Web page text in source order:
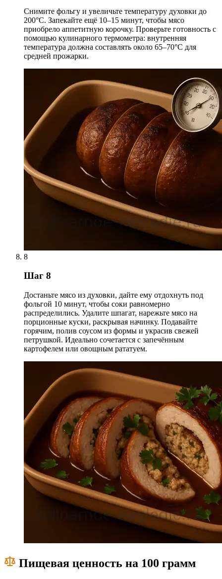
Снимите фольгу и увеличьте температуру духовки до
200°C. Запекайте ещё 10–15 минут, чтобы мясо
приобрело аппетитную корочку. Проверьте готовность с
помощью кулинарного термометра: внутренняя
температура должна составлять около 65–70°C для
средней прожарки.
8
Шаг 8
Достаньте мясо из духовки, дайте ему отдохнуть под
фольгой 10 минут, чтобы соки равномерно
распределились. Удалите шпагат, нарежьте мясо на
порционные куски, раскрывая начинку. Подавайте
горячим, полив соусом из формы и украсив свежей
петрушкой. Идеально сочетается с запечённым
картофелем или овощным рататуем.
Пищевая ценность на 100 грамм